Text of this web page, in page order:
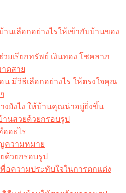
นเลือกอย่างไรให้เข้ากับบ้านของ
ยเรียกทรัพย์ เงินทอง โชคลาภ
ดสาย
น มีวิธีเลือกอย่างไร ให้ตรงใจคุณ
งยังไง ให้บ้านคุณน่าอยู่ยิ่งขึ้น
านสวยด้วยกรอบรูป
ออะไร​
ความหมาย
ด้วยกรอบรูป
อความประทับใจในการตกแต่ง